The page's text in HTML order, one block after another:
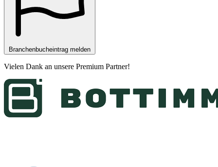
Branchenbucheintrag melden
Vielen Dank an unsere Premium Partner!